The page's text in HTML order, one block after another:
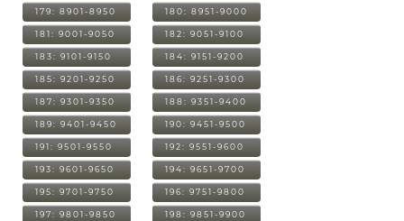
179: 8901-8950 180: 8951-9000
181: 9001-9050 182: 9051-9100
183: 9101-9150 184: 9151-9200
185: 9201-9250 186: 9251-9300
187: 9301-9350 188: 9351-9400
189: 9401-9450 190: 9451-9500
191: 9501-9550 192: 9551-9600
193: 9601-9650 194: 9651-9700
195: 9701-9750 196: 9751-9800
197: 9801-9850 198: 9851-9900